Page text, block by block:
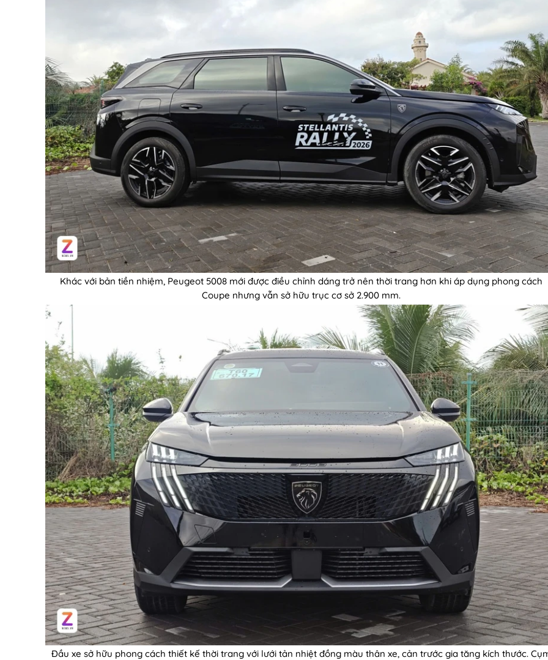
Khác với bản tiền nhiệm, Peugeot 5008 mới được điều chỉnh dáng trở nên thời trang hơn khi áp dụng phong cách
Coupe nhưng vẫn sở hữu trục cơ sở 2.900 mm.
Đầu xe sở hữu phong cách thiết kế thời trang với lưới tản nhiệt đồng màu thân xe, cản trước gia tăng kích thước.